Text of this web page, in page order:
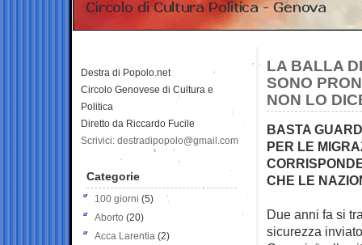
LA BALLA
SONO
NON LO
BASTA
PER LE
CHE LE
Due anni fa si
sicurezza
Destra di Popolo.net
Circolo Genovese di Cultura e
Politica
Diretto da Riccardo Fucile
Scrivici: destradipopolo@gmail.com
Categorie
100 giorni (5)
Aborto (20)
Acca Larentia (2)